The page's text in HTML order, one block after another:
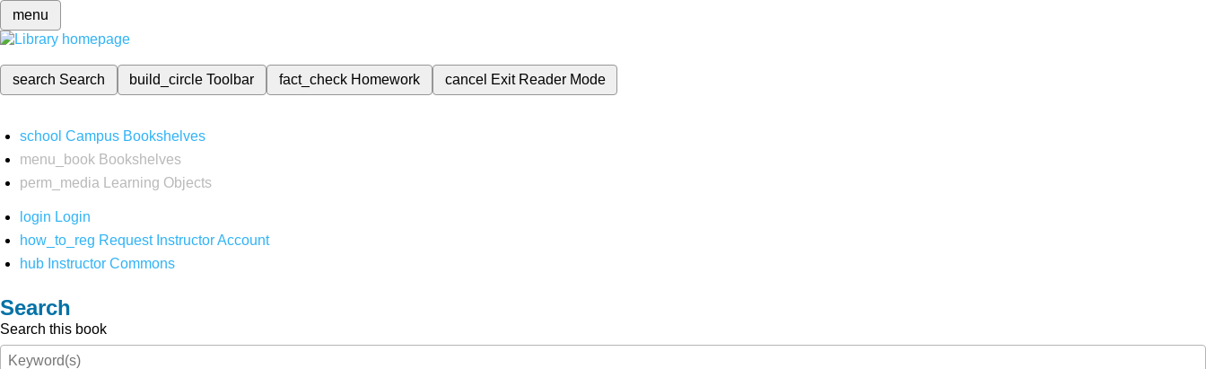
menu
search Search build_circleToolbar fact_check Homework cancel Exit Reader Mode
school Campus Bookshelves
menu_book Bookshelves
perm_media
Learning Objects
login Login
how_to_reg Request Instructor Account
hub Instructor Commons
Search
Search this book